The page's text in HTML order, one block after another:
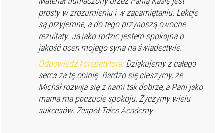
prosty w zrozumieniu i w zapamiętaniu. Lekcje
są przyjemne, a do tego przynoszą owocne
rezultaty. Ja jako rodzic jestem spokojna o
jakość ocen mojego syna na świadectwie.
Odpowiedź korepetytora:Dziękujemy z całego
serca za tę opinię. Bardzo się cieszymy, że
Michał rozwija się z nami tak dobrze, a Pani jako
mama ma poczucie spokoju. Życzymy wielu
sukcesów. Zespół Tales Academy